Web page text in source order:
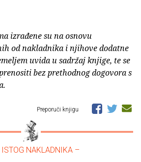
izrađene su na osnovu
od nakladnika i njihove dodatne
uvida u sadržaj knjige, te se
bez prethodnog dogovora s
Preporuči knjigu
ISTOG NAKLADNIKA –